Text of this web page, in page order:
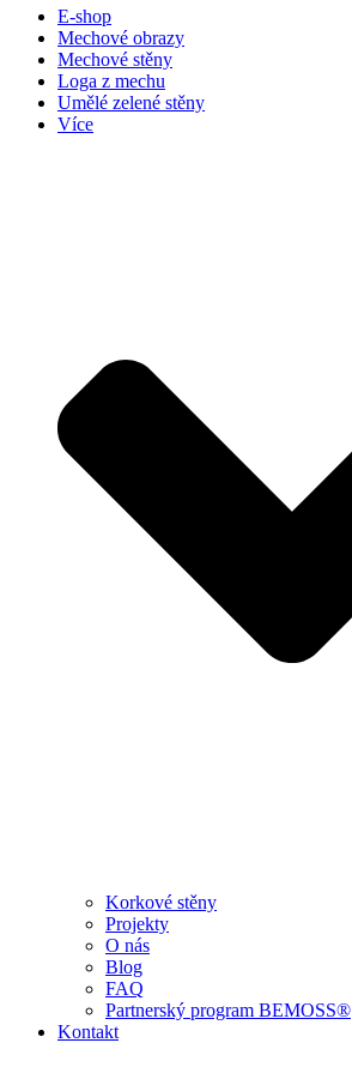
E-shop
Mechové obrazy
Mechové stěny
Loga z mechu
Umělé zelené stěny
Více
Korkové stěny
Projekty
O nás
Blog
FAQ
Partnerský program BEMOSS®
Kontakt